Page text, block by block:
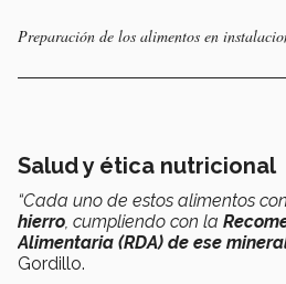
Preparación de los alimentos en
Salud y ética nutricional
“Cada uno de estos alimentos
hierro, cumpliendo con la
Alimentaria (RDA) de ese
Gordillo.